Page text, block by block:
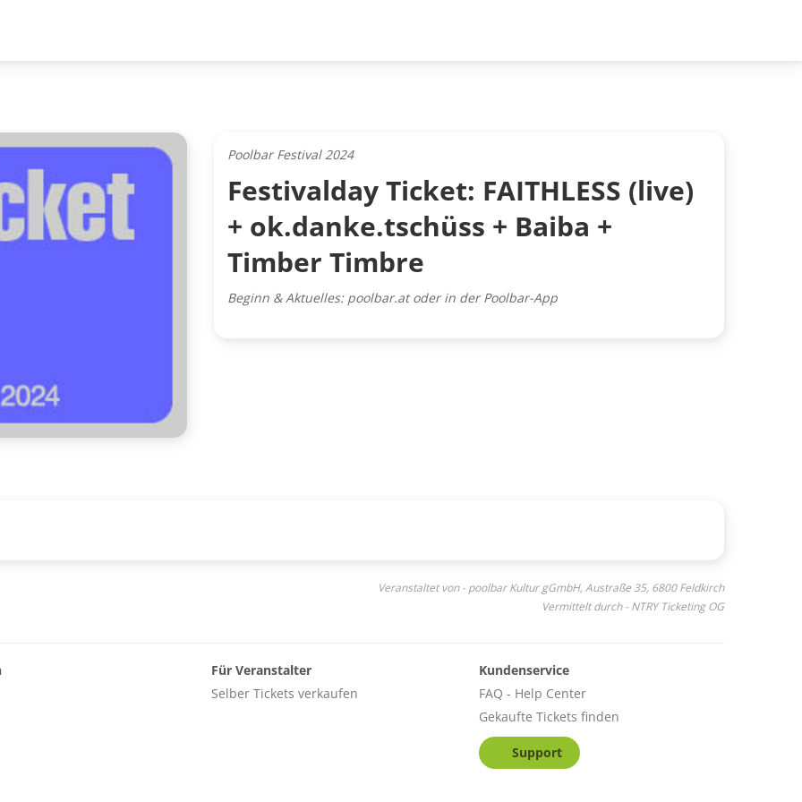
Poolbar Festival 2024
Festivalday Ticket: FAITHLESS (live)
+ ok.danke.tschüss + Baiba +
Timber Timbre
Beginn & Aktuelles: poolbar.at oder in der Poolbar-App
Veranstaltet von - poolbar Kultur gGmbH, Austraße 35, 6800 Feldkirch
Vermittelt durch - NTRY Ticketing OG
Für Veranstalter
Selber Tickets verkaufen
Kundenservice
FAQ - Help Center
Gekaufte Tickets finden
Support